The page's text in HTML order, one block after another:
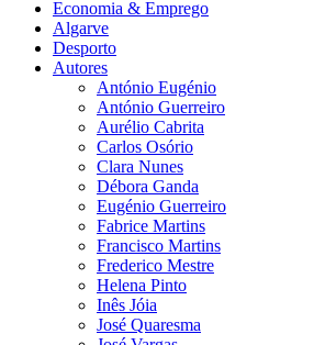
Economia & Emprego
Algarve
Desporto
Autores
António Eugénio
António Guerreiro
Aurélio Cabrita
Carlos Osório
Clara Nunes
Débora Ganda
Eugénio Guerreiro
Fabrice Martins
Francisco Martins
Frederico Mestre
Helena Pinto
Inês Jóia
José Quaresma